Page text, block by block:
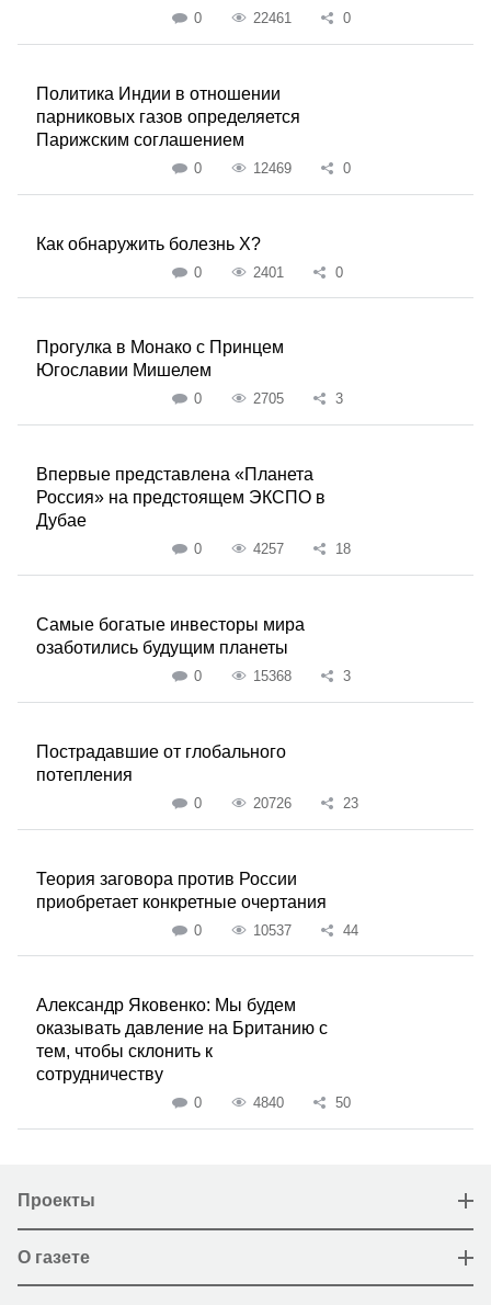
0 22461 0
Политика Индии в отношении
парниковых газов определяется
Парижским соглашением
0 12469 0
Как обнаружить болезнь Х?
0 2401 0
Прогулка в Монако с Принцем
Югославии Мишелем
0 2705 3
Впервые представлена «Планета
Россия» на предстоящем ЭКСПО в
Дубае
0 4257 18
Самые богатые инвесторы мира
озаботились будущим планеты
0 15368 3
Пострадавшие от глобального
потепления
0 20726 23
Теория заговора против России
приобретает конкретные очертания
0 10537 44
Александр Яковенко: Мы будем
оказывать давление на Британию с
тем, чтобы склонить к
сотрудничеству
0 4840 50
Проекты
О газете